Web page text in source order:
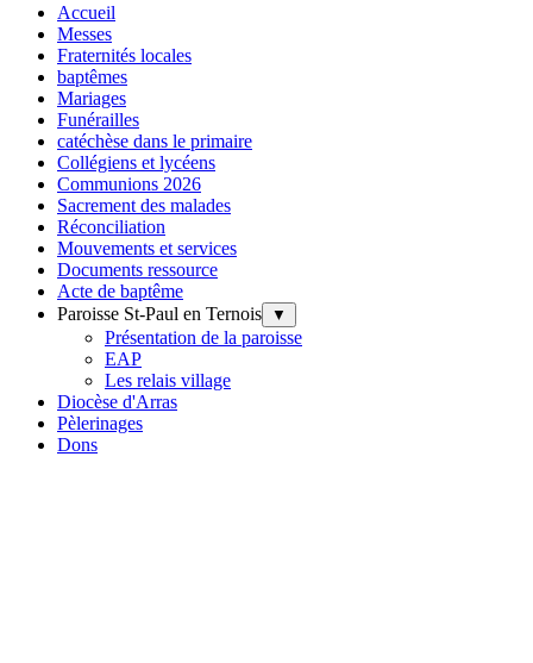
Accueil
Messes
Fraternités locales
baptêmes
Mariages
Funérailles
catéchèse dans le primaire
Collégiens et lycéens
Communions 2026
Sacrement des malades
Réconciliation
Mouvements et services
Documents ressource
Acte de baptême
Paroisse St-Paul en Ternois
▼
Présentation de la paroisse
EAP
Les relais village
Diocèse d'Arras
Pèlerinages
Dons